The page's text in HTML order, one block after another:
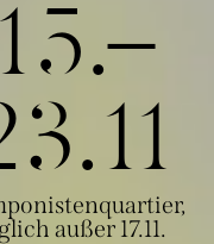
15.–
1
außer 17.11.